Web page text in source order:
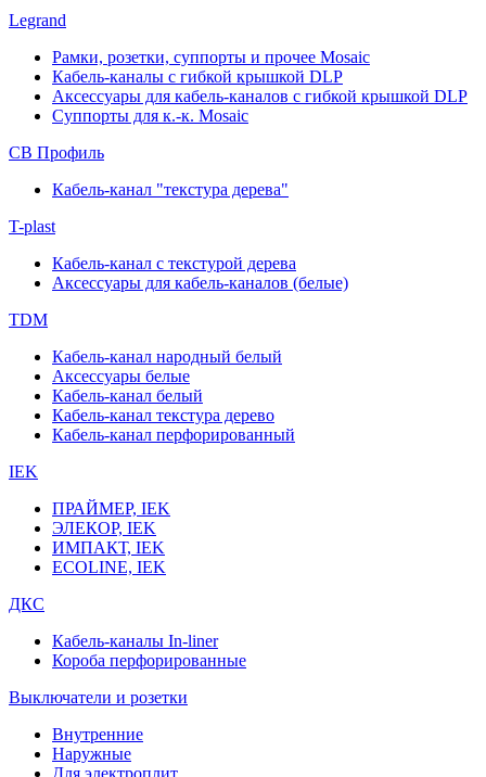
Legrand
Рамки, розетки, суппорты и прочее Mosaic
Кабель-каналы с гибкой крышкой DLP
Аксессуары для кабель-каналов с гибкой крышкой DLP
Суппорты для к.-к. Mosaic
СВ Профиль
Кабель-канал "текстура дерева"
T-plast
Кабель-канал с текстурой дерева
Аксессуары для кабель-каналов (белые)
TDM
Кабель-канал народный белый
Аксессуары белые
Кабель-канал белый
Кабель-канал текстура дерево
Кабель-канал перфорированный
IEK
ПРАЙМЕР, IEK
ЭЛЕКОР, IEK
ИМПАКТ, IEK
ECOLINE, IEK
ДКС
Кабель-каналы In-liner
Короба перфорированные
Выключатели и розетки
Внутренние
Наружные
Для электроплит